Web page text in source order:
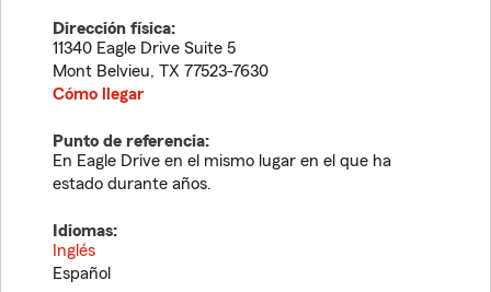
Dirección física:
11340 Eagle Drive Suite 5
Mont Belvieu, TX 77523-7630
Cómo llegar
Punto de referencia:
En Eagle Drive en el mismo lugar en el que ha
estado durante años.
Idiomas:
Inglés
Español